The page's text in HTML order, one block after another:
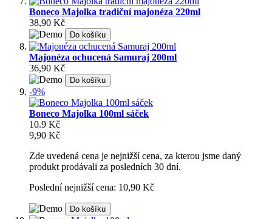
Boneco Majolka tradiční majonéza 220ml
38,90 Kč
Do košíku
Majonéza ochucená Samuraj 200ml
36,90 Kč
Do košíku
-9%
Boneco Majolka 100ml sáček
10.9 Kč
9,90 Kč
Zde uvedená cena je nejnižší cena, za kterou jsme daný
produkt prodávali za posledních 30 dní.
Poslední nejnižší cena: 10,90 Kč
Do košíku